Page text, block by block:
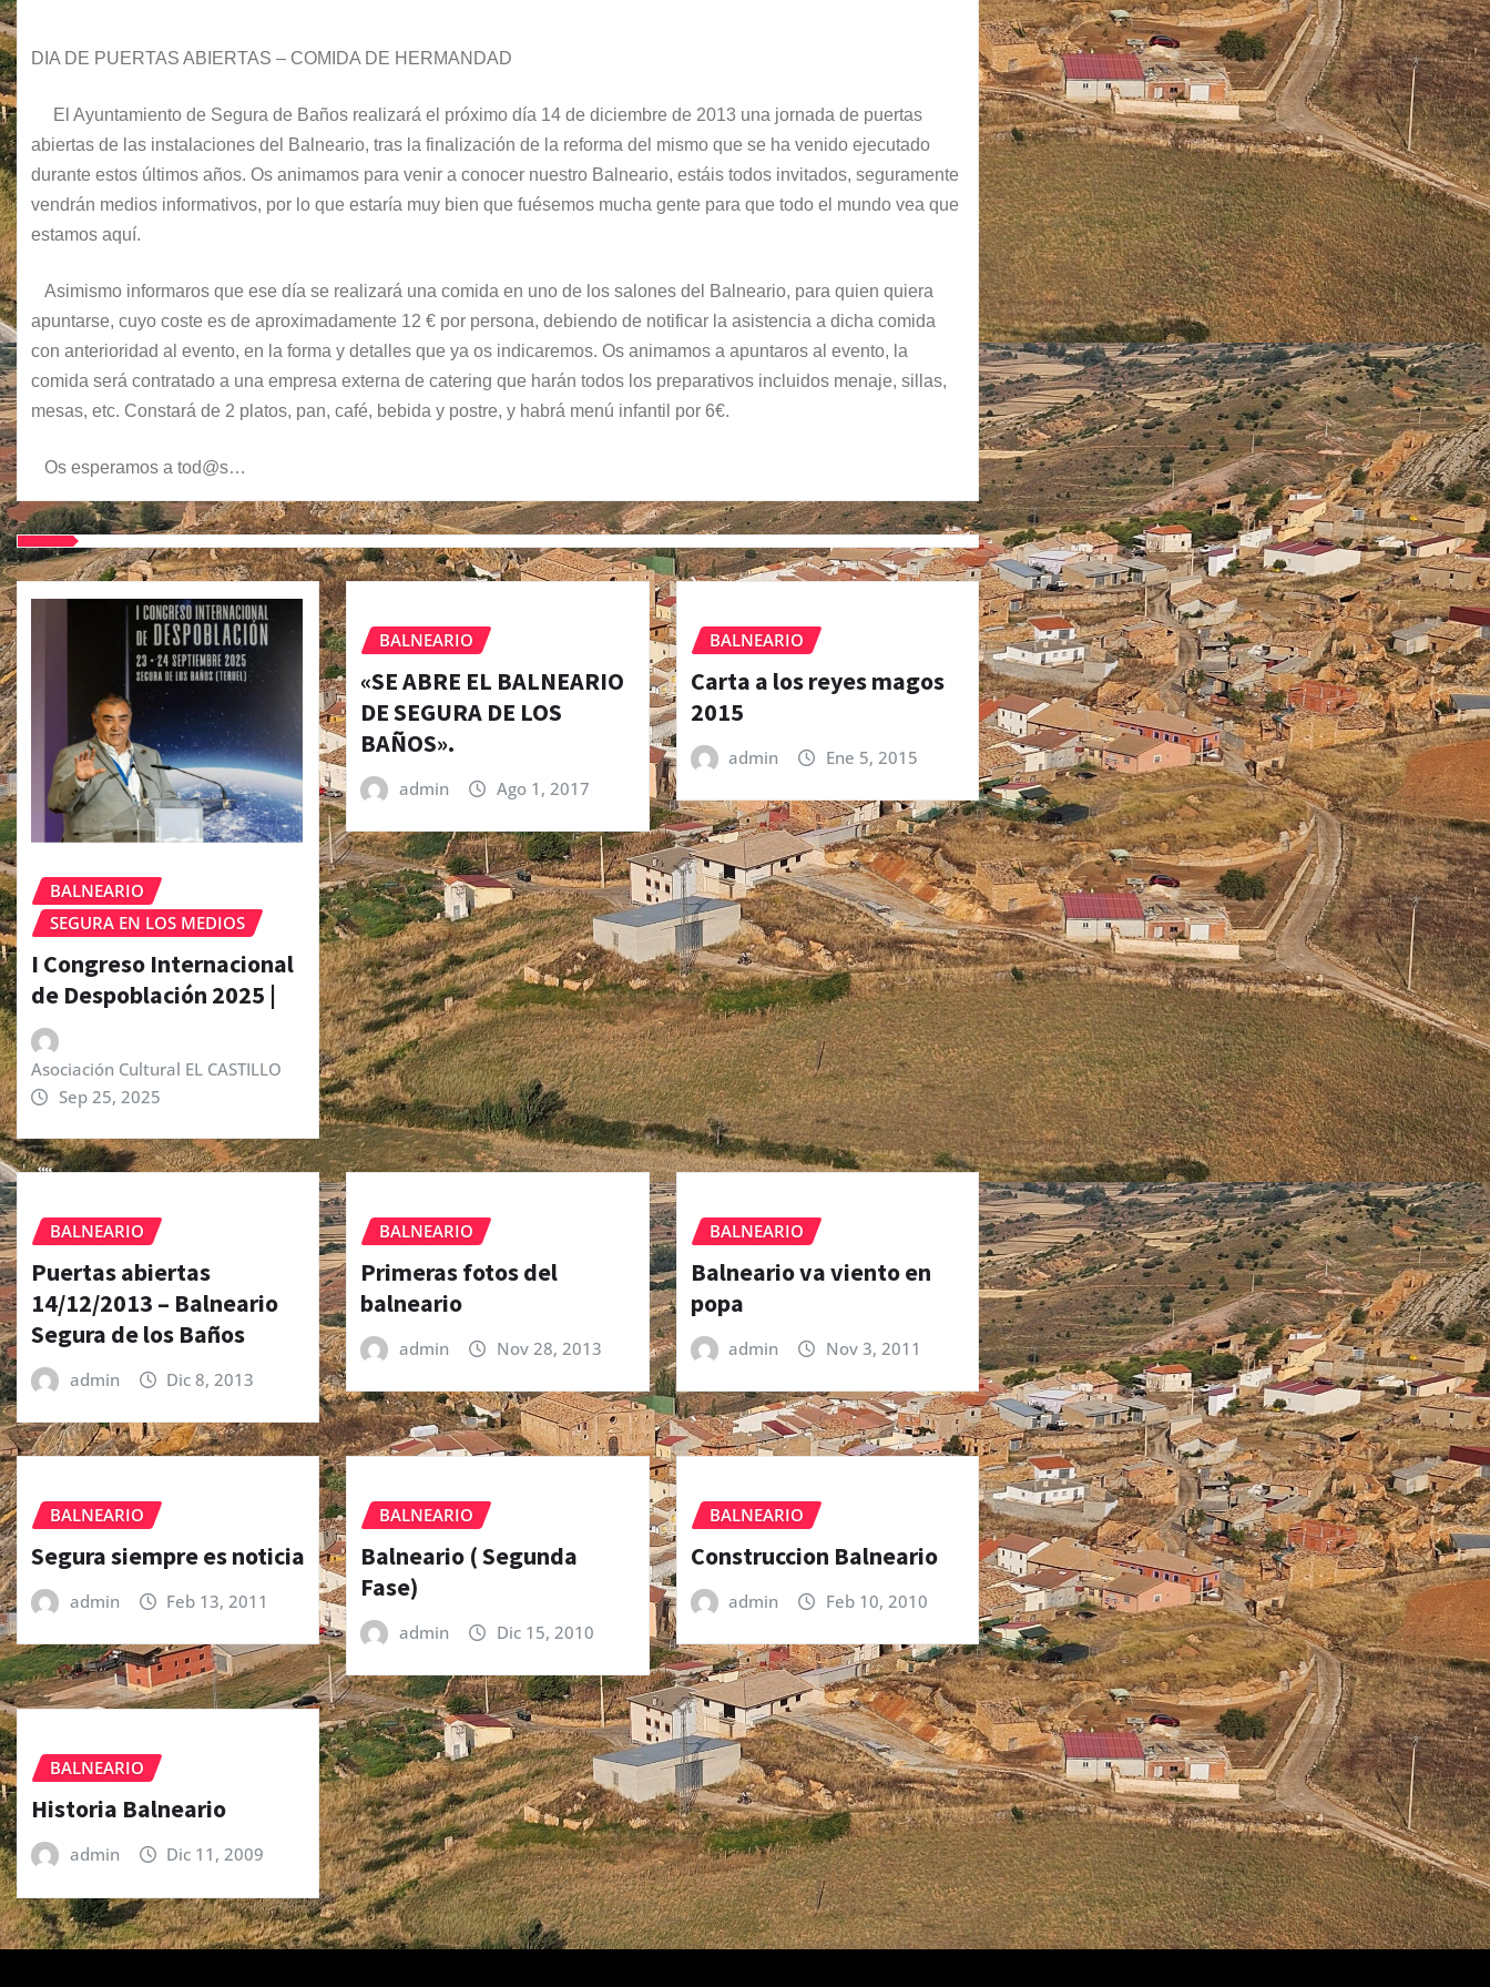
DIA DE PUERTAS ABIERTAS – COMIDA DE HERMANDAD
El Ayuntamiento de Segura de Baños realizará el próximo día 14 de diciembre de 2013 una jornada de puertas
abiertas de las instalaciones del Balneario, tras la finalización de la reforma del mismo que se ha venido ejecutado
durante estos últimos años. Os animamos para venir a conocer nuestro Balneario, estáis todos invitados, seguramente
vendrán medios informativos, por lo que estaría muy bien que fuésemos mucha gente para que todo el mundo vea que
estamos aquí.
Asimismo informaros que ese día se realizará una comida en uno de los salones del Balneario, para quien quiera
apuntarse, cuyo coste es de aproximadamente 12 € por persona, debiendo de notificar la asistencia a dicha comida
con anterioridad al evento, en la forma y detalles que ya os indicaremos. Os animamos a apuntaros al evento, la
comida será contratado a una empresa externa de catering que harán todos los preparativos incluidos menaje, sillas,
mesas, etc. Constará de 2 platos, pan, café, bebida y postre, y habrá menú infantil por 6€.
Os esperamos a tod@s…
BALNEARIO
SEGURA EN LOS MEDIOS
I Congreso Internacional
de Despoblación 2025 |
Asociación Cultural EL CASTILLO
Sep 25, 2025
BALNEARIO
«SE ABRE EL BALNEARIO
DE SEGURA DE LOS
BAÑOS».
admin Ago 1, 2017
BALNEARIO
Carta a los reyes magos
2015
admin Ene 5, 2015
BALNEARIO
Puertas abiertas
14/12/2013 – Balneario
Segura de los Baños
admin Dic 8, 2013
BALNEARIO
Primeras fotos del
balneario
admin Nov 28, 2013
BALNEARIO
Balneario va viento en
popa
admin Nov 3, 2011
BALNEARIO
Segura siempre es noticia
admin Feb 13, 2011
BALNEARIO
Balneario ( Segunda
Fase)
admin Dic 15, 2010
BALNEARIO
Construccion Balneario
admin Feb 10, 2010
BALNEARIO
Historia Balneario
admin Dic 11, 2009